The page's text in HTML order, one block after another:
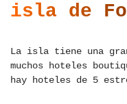
isla de
La isla tiene una
muchos hoteles
hay hoteles de 5